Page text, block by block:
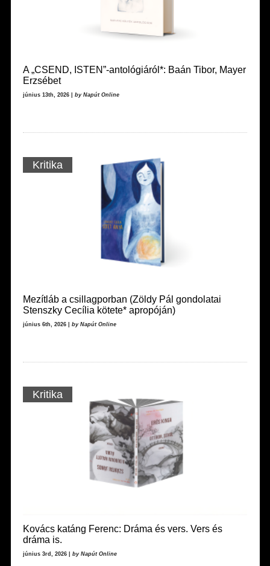
A „CSEND, ISTEN”-antológiáról*: Baán Tibor, Mayer
Erzsébet
június 13th, 2026 | by Napút Online
Kritika
Mezítláb a csillagporban (Zöldy Pál gondolatai
Stenszky Cecília kötete* apropóján)
június 6th, 2026 | by Napút Online
Kritika
Kovács katáng Ferenc: Dráma és vers. Vers és
dráma is.
június 3rd, 2026 | by Napút Online